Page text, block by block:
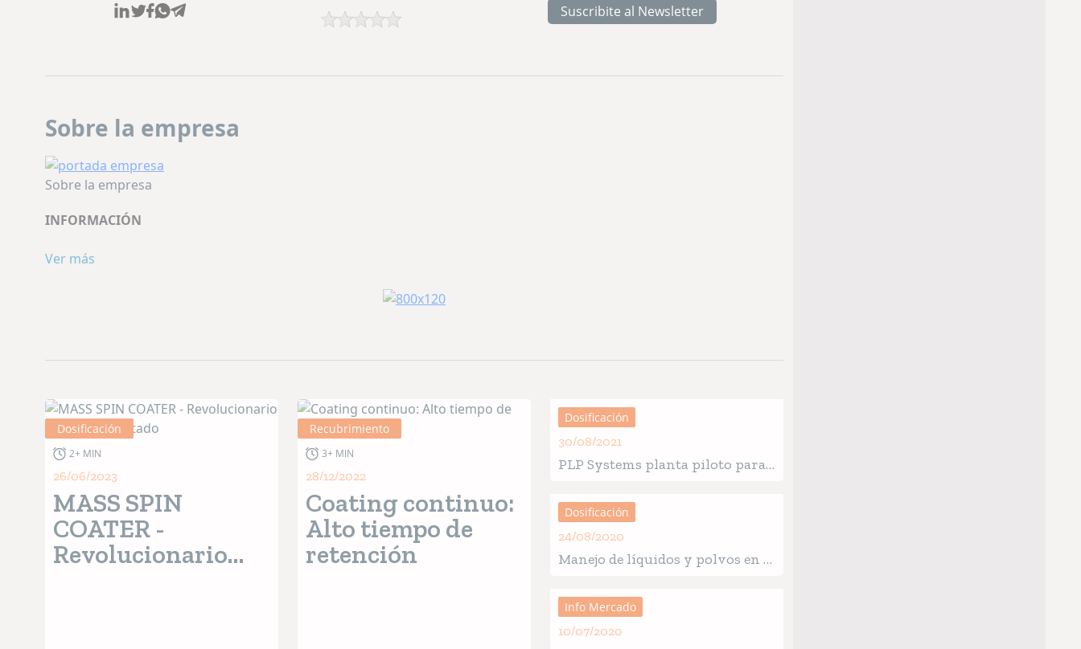
Suscribite al Newsletter
Sobre la empresa
Sobre la empresa
INFORMACIÓN
P.L.P. Systems
puede suministrar sistemas completos para el control de dosificación de líquidos y polvos, recubrimiento
Por favor, consulte los últimos productos enhttps://lnkd.in/eKs5wHP
Estamos disponibles para cualquier información futura. Mantengámonos en contacto!
Ver más
Dosificación
2+ MIN
26/06/2023
MASS SPIN
COATER -
Revolucionario
Recubrimiento
3+ MIN
28/12/2022
Coating continuo:
Alto tiempo de
retención
Dosificación
30/08/2021
PLP Systems planta piloto para
Dosificación
24/08/2020
Manejo de líquidos y polvos en la
Alimentos
Info Mercado
10/07/2020